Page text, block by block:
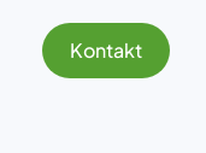
Kontakt